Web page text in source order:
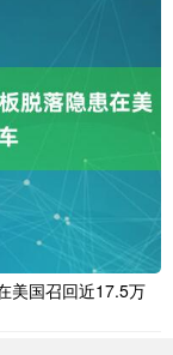
美国召回近17.5万